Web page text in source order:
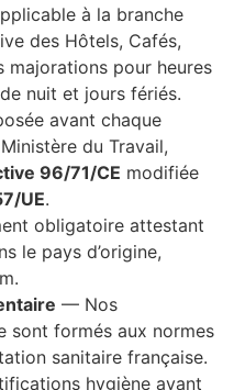
à la branche
des Hôtels, Cafés,
majorations pour heures
nuit et jours fériés.
avant chaque
du Travail,
96/71/CE modifiée
UE.
obligatoire attestant
le pays d’origine,
— Nos
sont formés aux normes
sanitaire française.
hygiène avant